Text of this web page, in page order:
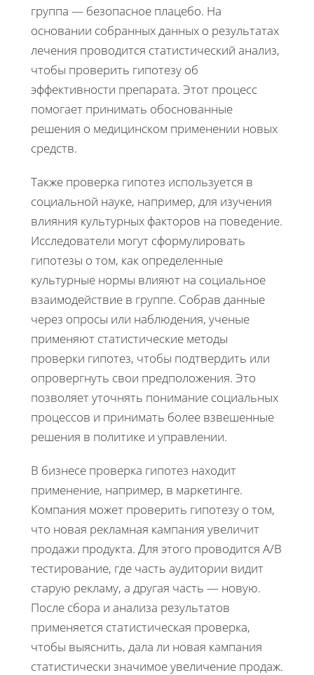
группа — безопасное плацебо. На
основании собранных данных о результатах
лечения проводится статистический анализ,
чтобы проверить гипотезу об
эффективности препарата. Этот процесс
помогает принимать обоснованные
решения о медицинском применении новых
средств.
Также проверка гипотез используется в
социальной науке, например, для изучения
влияния культурных факторов на поведение.
Исследователи могут сформулировать
гипотезы о том, как определенные
культурные нормы влияют на социальное
взаимодействие в группе. Собрав данные
через опросы или наблюдения, ученые
применяют статистические методы
проверки гипотез, чтобы подтвердить или
опровергнуть свои предположения. Это
позволяет уточнять понимание социальных
процессов и принимать более взвешенные
решения в политике и управлении.
В бизнесе проверка гипотез находит
применение, например, в маркетинге.
Компания может проверить гипотезу о том,
что новая рекламная кампания увеличит
продажи продукта. Для этого проводится A/B
тестирование, где часть аудитории видит
старую рекламу, а другая часть — новую.
После сбора и анализа результатов
применяется статистическая проверка,
чтобы выяснить, дала ли новая кампания
статистически значимое увеличение продаж.